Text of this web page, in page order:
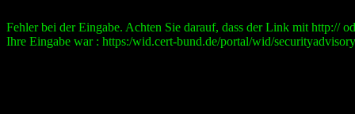
Fehler bei der Eingabe. Achten Sie darauf, dass der Link mit http://
Ihre Eingabe war : https:/wid.cert-bund.de/portal/wid/